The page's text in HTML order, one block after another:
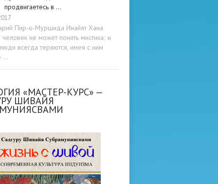
продвигаетесь в …
Пир-о-Муршида Инайят Хана
не может понять мистика; и
всегда теряются, имея с ним
…
«МАСТЕР-КУРС» —
ШИВАЙЯ